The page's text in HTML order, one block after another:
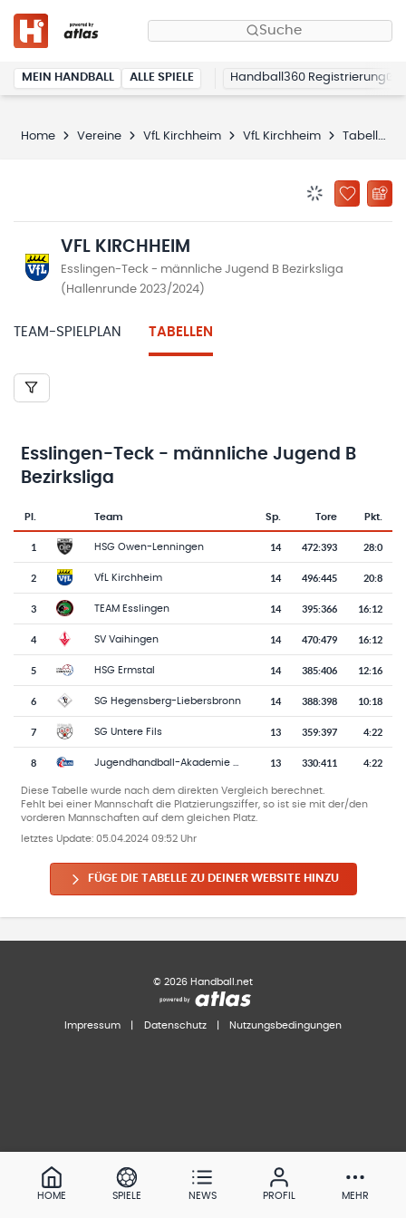
Suche
MEIN HANDBALL ALLE SPIELE Handball360 Registrierung
Home Vereine VfL Kirchheim VfL Kirchheim Tabellen
ZU
VFL KIRCHHEIM
Esslingen-Teck - männliche Jugend B Bezirksliga
(Hallenrunde 2023/2024)
TEAM-SPIELPLAN TABELLEN
Esslingen-Teck - männliche Jugend B
Bezirksliga
Tabelle mit Vereinsplatzierungen, Spielen, Toren und Punkten
Pl.
Team-Logo
Team Sp. Tore Pkt.
1 HSG Owen-Lenningen 14 472:393 28:0
2 VfL Kirchheim 14 496:445 20:8
3 TEAM Esslingen 14 395:366 16:12
4 SV Vaihingen 14 470:479 16:12
5 HSG Ermstal 14 385:406 12:16
6 SG Hegensberg-Liebersbronn 14 388:398 10:18
7 SG Untere Fils 13 359:397 4:22
8 13 330:411 4:22
Diese Tabelle wurde nach dem direkten Vergleich berechnet.
Fehlt bei einer Mannschaft die Platzierungsziffer, so ist sie mit der/den
vorderen Mannschaften auf dem gleichen Platz.
letztes Update: 05.04.2024 09:52 Uhr
FÜGE DIE TABELLE ZU DEINER WEBSITE HINZU
© 2026 Handball.net
Impressum Datenschutz Nutzungsbedingungen
HOME SPIELE NEWS PROFIL MEHR